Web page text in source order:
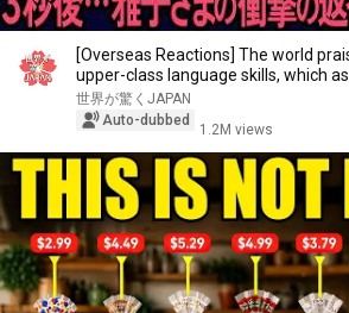
[Overseas Reactions] The world
upper-class language skills, which
世界が驚くJAPAN
Auto-dubbed
1.2M views